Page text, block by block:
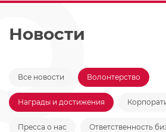
Новости
Все новости Волонтерство
Награды и достижения
Пресса о нас Ответственность